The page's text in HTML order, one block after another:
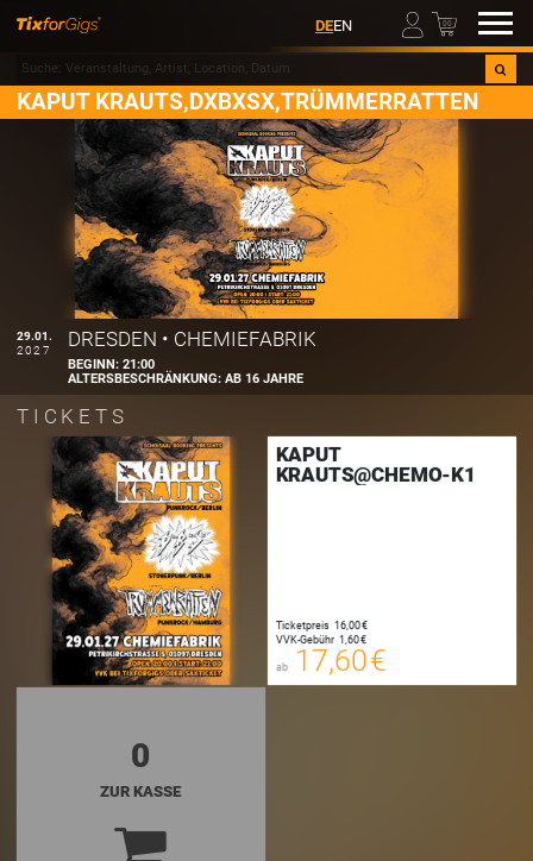
DEEN 00
KAPUT KRAUTS,DXBXSX,TRÜMMERRATTEN
29.01.
2027
DRESDEN • CHEMIEFABRIK
BEGINN:21:00
ALTERSBESCHRÄNKUNG:AB 16 JAHRE
TICKETS
KAPUT
KRAUTS@CHEMO-K1
Ticketpreis 16,00 €
VVK-Gebühr 1,60 €
ab 17,60 €
00
0
ZUR KASSE